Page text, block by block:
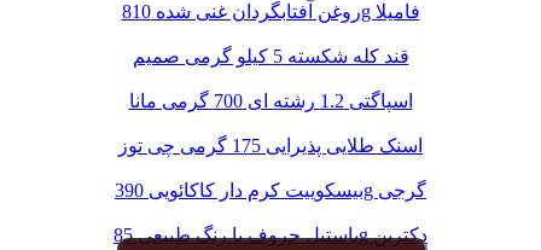
روغن آفتابگردان غنی شده 810g فامیلا
قند کله شکسته 5 کیلو گرمی صمیم
اسپاگتی 1.2 رشته ای 700 گرمی مانا
اسنک طلایی پذیرایی 175 گرمی چی توز
بیسکوییت کرم دار کاکائویی 390g گرجی
پاستیل حروف با رنگ طبیعی 85g دکتربن